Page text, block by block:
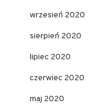
wrzesień 2020
sierpień 2020
lipiec 2020
czerwiec 2020
maj 2020